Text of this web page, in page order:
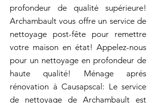
profondeur de qualité supérieure!
Archambault vous offre un service de
nettoyage post-fête pour remettre
votre maison en état! Appelez-nous
pour un nettoyage en profondeur de
haute qualité! Ménage aprés
rénovation à Causapscal: Le service
de nettoyage de Archambault est